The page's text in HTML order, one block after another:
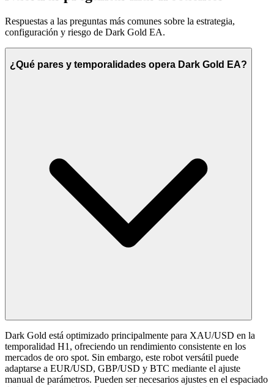
Respuestas a las preguntas más comunes sobre la estrategia,
configuración y riesgo de Dark Gold EA.
¿Qué pares y temporalidades opera Dark Gold EA?
Dark Gold está optimizado principalmente para XAU/USD en la
temporalidad H1, ofreciendo un rendimiento consistente en los
mercados de oro spot. Sin embargo, este robot versátil puede
adaptarse a EUR/USD, GBP/USD y BTC mediante el ajuste
manual de parámetros. Pueden ser necesarios ajustes en el espaciado